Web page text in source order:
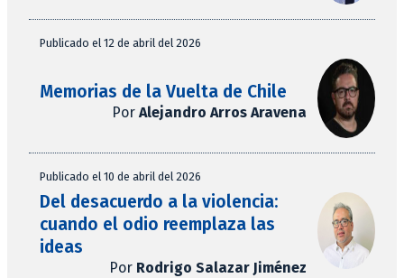
Publicado el 12 de abril del 2026
Memorias de la Vuelta de Chile
Por Alejandro Arros Aravena
Publicado el 10 de abril del 2026
Del desacuerdo a la violencia:
cuando el odio reemplaza las
ideas
Por Rodrigo Salazar Jiménez